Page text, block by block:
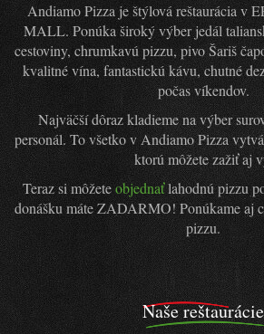
Andiamo Pizza je štýlová reštaurácia v
MALL. Ponúka široký výber jedál
cestoviny, chrumkavú pizzu, pivo Šariš
kvalitné vína, fantastickú kávu, chutné
počas víkendov.
Najväčší dôraz kladieme na výber
personál. To všetko v Andiamo Pizza
ktorú môžete zažiť aj
Teraz si môžeteobjednaťlahodnú pizzu
donášku máte ZADARMO! Ponúkame aj
pizzu.
Naše reštaurácie